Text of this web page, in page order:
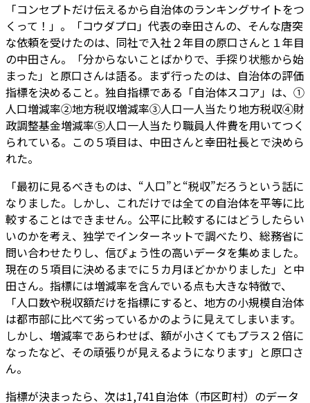
「コンセプトだけ伝えるから自治体のランキングサイトをつ
くって！」。「コウダプロ」代表の幸田さんの、そんな唐突
な依頼を受けたのは、同社で入社２年目の原口さんと１年目
の中田さん。「分からないことばかりで、手探り状態から始
まった」と原口さんは語る。まず行ったのは、自治体の評価
指標を決めること。独自指標である「自治体スコア」は、①
人口増減率②地方税収増減率③人口一人当たり地方税収④財
政調整基金増減率⑤人口一人当たり職員人件費を用いてつく
られている。この５項目は、中田さんと幸田社長とで決めら
れた。
「最初に見るべきものは、“人口”と“税収”だろうという話に
なりました。しかし、これだけでは全ての自治体を平等に比
較することはできません。公平に比較するにはどうしたらい
いのかを考え、独学でインターネットで調べたり、総務省に
問い合わせたりし、信ぴょう性の高いデータを集めました。
現在の５項目に決めるまでに５カ月ほどかかりました」と中
田さん。指標には増減率を含んでいる点も大きな特徴で、
「人口数や税収額だけを指標にすると、地方の小規模自治体
は都市部に比べて劣っているかのように見えてしまいます。
しかし、増減率であらわせば、額が小さくてもプラス２倍に
なったなど、その頑張りが見えるようになります」と原口さ
ん。
指標が決まったら、次は1,741自治体（市区町村）のデータ